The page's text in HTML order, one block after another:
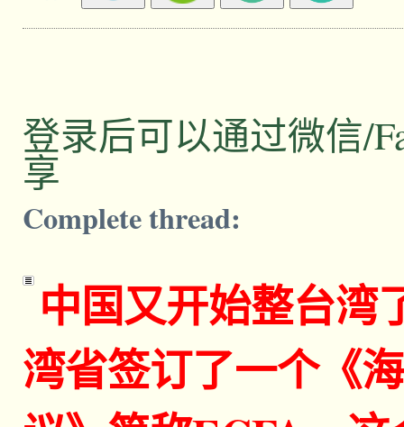
登录后可以通过微信/
享
Complete thread:
中国又开始整台湾
湾省签订了一个《